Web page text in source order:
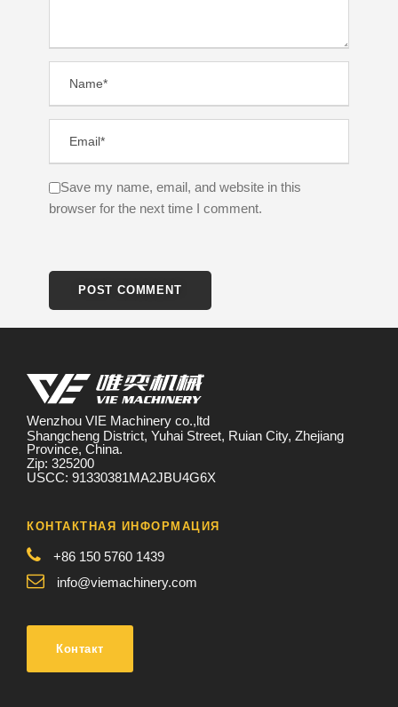
Save my name, email, and website in this
browser for the next time I comment.
Wenzhou VIE Machinery co.,ltd
Shangcheng District, Yuhai Street, Ruian City, Zhejiang
Province, China.
Zip: 325200
USCC: 91330381MA2JBU4G6X
КОНТАКТНАЯ ИНФОРМАЦИЯ
+86 150 5760 1439
info@viemachinery.com
Контакт